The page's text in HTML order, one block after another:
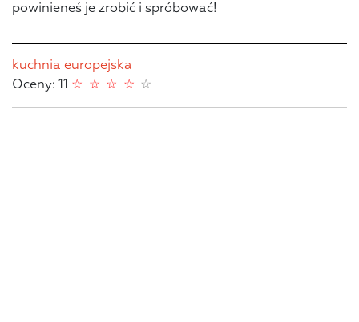
powinieneś je zrobić i spróbować!
kuchnia europejska
Oceny: 11
☆
☆
☆
☆
☆